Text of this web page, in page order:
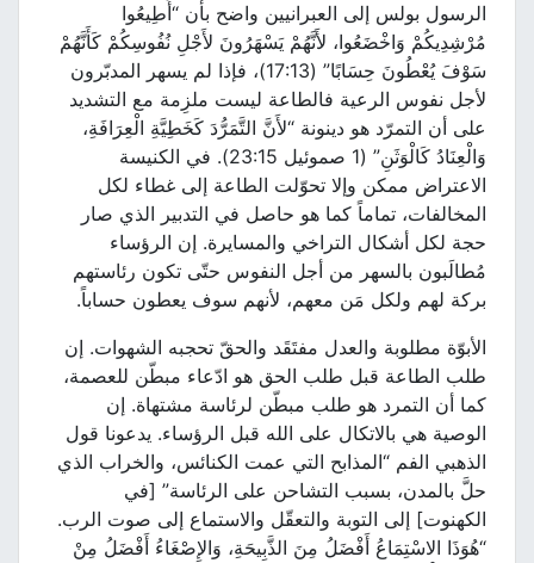
الرسول بولس إلى العبرانيين واضح بأن “أَطِيعُوا
مُرْشِدِيكُمْ وَاخْضَعُوا، لأَنَّهُمْ يَسْهَرُونَ لأَجْلِ نُفُوسِكُمْ كَأَنَّهُمْ
سَوْفَ يُعْطُونَ حِسَابًا” (17:13)، فإذا لم يسهر المدبّرون
ﻷجل نفوس الرعية فالطاعة ليست ملزِمة مع التشديد
على أن التمرّد هو دينونة “لأَنَّ التَّمَرُّدَ كَخَطِيَّةِ الْعِرَافَةِ،
وَالْعِنَادُ كَالْوَثَنِ” (1 صموئيل 23:15). في الكنيسة
الاعتراض ممكن وإلا تحوّلت الطاعة إلى غطاء لكل
المخالفات، تماماً كما هو حاصل في التدبير الذي صار
حجة لكل أشكال التراخي والمسايرة. إن الرؤساء
مُطالَبون بالسهر من أجل النفوس حتّى تكون رئاستهم
بركة لهم ولكل مَن معهم، ﻷنهم سوف يعطون حساباً.
اﻷبوّة مطلوبة والعدل مفتَقَد والحقّ تحجبه الشهوات. إن
طلب الطاعة قبل طلب الحق هو ادّعاء مبطّن للعصمة،
كما أن التمرد هو طلب مبطّن لرئاسة مشتهاة. إن
الوصية هي بالاتكال على الله قبل الرؤساء. يدعونا قول
الذهبي الفم “المذابح التي عمت الكنائس، والخراب الذي
حلَّ بالمدن، بسبب التشاحن على الرئاسة” [في
الكهنوت] إلى التوبة والتعقّل والاستماع إلى صوت الرب.
“هُوَذَا الاسْتِمَاعُ أَفْضَلُ مِنَ الذَّبِيحَةِ، وَالإِصْغَاءُ أَفْضَلُ مِنْ